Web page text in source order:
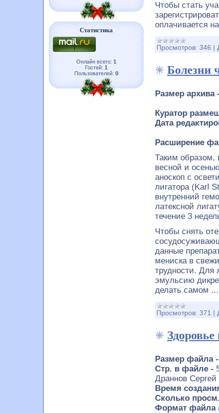
Статистика
Онлайн всего: 1
Гостей: 1
Пользователей: 0
Чтобы стать
оплачивается
Просмотров: 346 |
Болезни
Размер архива
Куратор
Дата
Расширение
Таким образом,
весной и
аноскоп с
лигатора (Karl
внутренний
латексной
течение 3
Чтобы снять
данные
мениска в
трудности. Для
эмульсию
делать самом
Просмотров: 371 |
Размер файла
Стр. в файле -
Драннов Сергей
Время
Сколько
Формат файла